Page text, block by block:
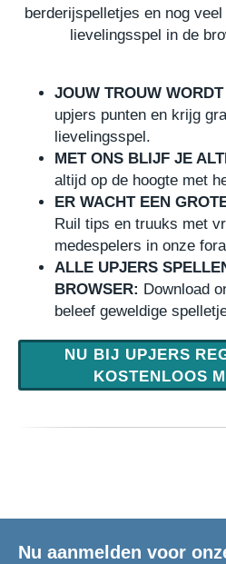
berderijspelletjes en nog
lievelingsspel in de
JOUW TROUW
upjers punten en krijg
lievelingsspel.
MET ONS BLIJF JE
altijd op de hoogte met
ER WACHT EEN
Ruil tips en truuks met
medespelers in onze
ALLE UPJERS
BROWSER: Download
beleef geweldige
NU BIJ UPJERS
KOSTENLOOS
Nu aanmelden voor